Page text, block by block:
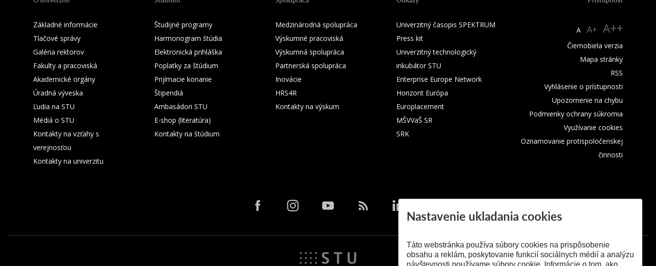
Základné informácie
Tlačové správy
Galéria rektorov
Fakulty a pracoviská
Akademické orgány
Úradná výveska
Ľudia na STU
Médiá o STU
Kontakty na vzťahy s
verejnosťou
Kontakty na univerzitu
Študijné programy
Harmonogram štúdia
Elektronická prihláška
Poplatky za štúdium
Prijímacie konanie
Štipendiá
Ambasádori STU
E-shop (literatúra)
Kontakty na štúdium
Medzinárodná spolupráca
Výskumné pracoviská
Výskumná spolupráca
Partnerská spolupráca
Inovácie
HRS4R
Kontakty na výskum
Univerzitný časopis SPEKTRUM
Press kit
Univerzitný technologický
inkubátor STU
Enterprise Europe Network
Horizont Európa
Europlacement
MŠVVaŠ SR
SRK
A A+ A++
Čiernobiela verzia
Mapa stránky
RSS
Vyhlásenie o prístupnosti
Upozornenie na chybu
Podmienky ochrany súkromia
Využívanie cookies
Oznamovanie protispoločenskej
činnosti
Nastavenie ukladania cookies
Táto webstránka používa súbory cookies na prispôsobenie
obsahu a reklám, poskytovanie funkcií sociálnych médií a analýzu
návštevnosti používame súbory cookie. Informácie o tom, ako